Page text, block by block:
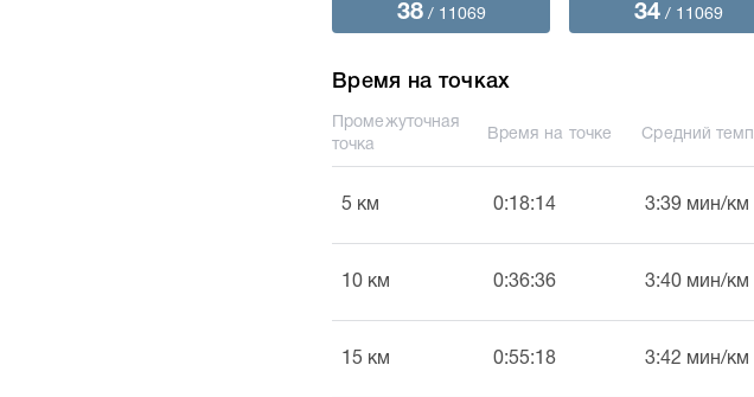
38/ 11069 34/ 11069
Время на точках
Промежуточная
точка
Время на точке Средний темп
5 км 0:18:14 3:39 мин/км
10 км 0:36:36 3:40 мин/км
15 км 0:55:18 3:42 мин/км